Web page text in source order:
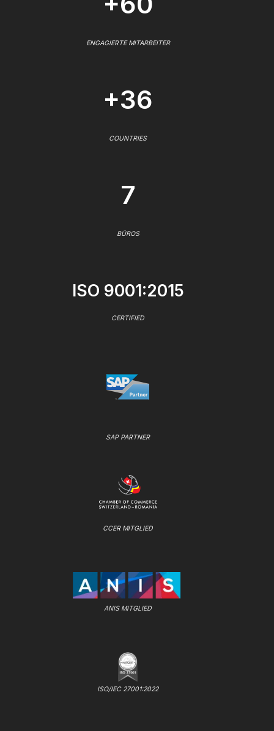
ENGAGIERTE MITARBEITER
+36
COUNTRIES
7
BÜROS
ISO 9001:2015
CERTIFIED
SAP PARTNER
CCER MITGLIED
ANIS MITGLIED
ISO/IEC 27001:2022